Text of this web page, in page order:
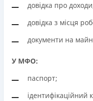
довідка про
довідка з місця
документи на
У МФО:
паспорт;
ідентифікаційний